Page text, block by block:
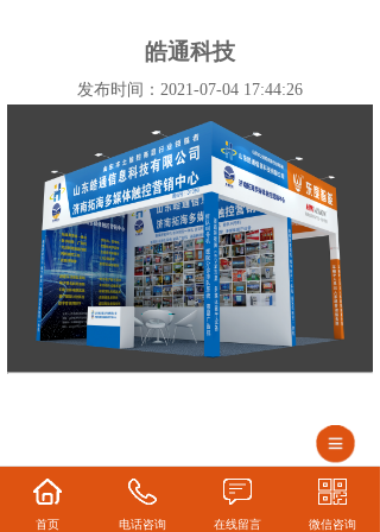
皓通科技
发布时间：2021-07-04 17:44:26
首页 电话咨询 在线留言 微信咨询